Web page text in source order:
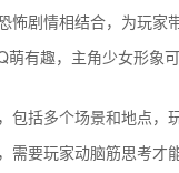
怖剧情相结合，为玩家
萌有趣，主角少女形象
包括多个场景和地点，
需要玩家动脑筋思考才